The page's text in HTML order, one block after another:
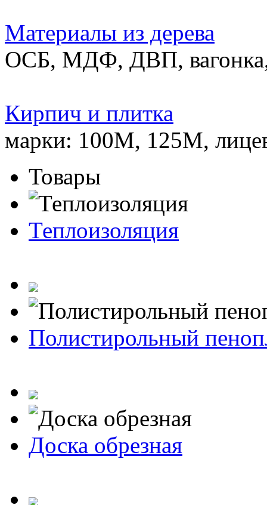
Материалы из дерева
ОСБ, МДФ, ДВП,
Кирпич и плитка
марки: 100М, 125М,
Товары
Теплоизоляция
Полистирольный
Доска обрезная